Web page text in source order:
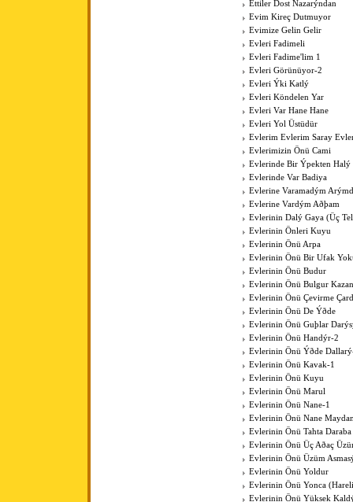
Ettiler Dost Nazarýndan
Evim Kireç Dutmuyor
Evimize Gelin Gelir
Evleri Fadimeli
Evleri Fadime'lim 1
Evleri Görünüyor-2
Evleri Ýki Katlý
Evleri Köndelen Yar
Evleri Var Hane Hane
Evleri Yol Üstüdür
Evlerim Evlerim Saray
Evlerimizin Önü Cami
Evlerinde Bir Ýpekten Halý
Evlerinde Var Badiya
Evlerine Varamadým
Evlerine Vardým Aðþam
Evlerinin Dalý Gaya (Üç
Evlerinin Önleri Kuyu
Evlerinin Önü Arpa
Evlerinin Önü Bir Ufak
Evlerinin Önü Budur
Evlerinin Önü Bulgur
Evlerinin Önü Çevirme
Evlerinin Önü De Ýðde
Evlerinin Önü Guþlar
Evlerinin Önü Handýr-2
Evlerinin Önü Ýðde
Evlerinin Önü Kavak-1
Evlerinin Önü Kuyu
Evlerinin Önü Marul
Evlerinin Önü Nane-1
Evlerinin Önü Nane
Evlerinin Önü Tahta Daraba
Evlerinin Önü Üç Aðaç
Evlerinin Önü Üzüm
Evlerinin Önü Yoldur
Evlerinin Önü Yonca
Evlerinin Önü Yüksek